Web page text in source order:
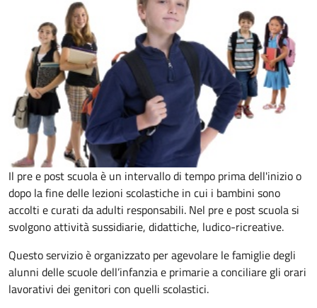
Il pre e post scuola è un intervallo di tempo prima dell'inizio o
dopo la fine delle lezioni scolastiche in cui i bambini sono
accolti e curati da adulti responsabili. Nel pre e post scuola si
svolgono attività sussidiarie, didattiche, ludico-ricreative.
Questo servizio è organizzato per agevolare le famiglie degli
alunni delle scuole dell’infanzia e primarie a conciliare gli orari
lavorativi dei genitori con quelli scolastici.